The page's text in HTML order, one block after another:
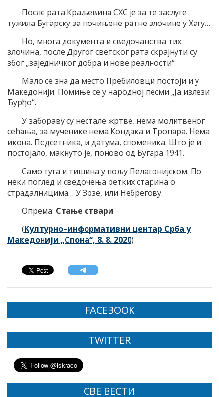
После рата Краљевина СХС је за те заслуге
тужила Бугарску за почињене ратне злочине у Хагу…
Но, многа документа и сведочанства тих
злочина, после Другог светског рата скрајнути су
због „заједничког добра и нове реалности“.
Мало се зна да место Пребиловци постоји и у
Македонији. Помиње се у народној песми „Ја излези
Ђурђо“.
У забораву су нестале жртве, нема молитвеног
сећања, за мученике нема Кондака и Тропара. Нема
икона. Подсетника, и датума, споменика. Што је и
постојало, макнуто је, поново од Бугара 1941.
Само туга и тишина у пољу Пелагонијском. По
неки поглед и сведочења ретких старина о
страдалницима… У Зрзе, или Небрегову.
Опрема: Стање ствари
(Културно–информативни центар Срба у
Македонији „Спона“, 8. 8. 2020)
FACEBOOK
TWITTER
СВЕ ВЕСТИ